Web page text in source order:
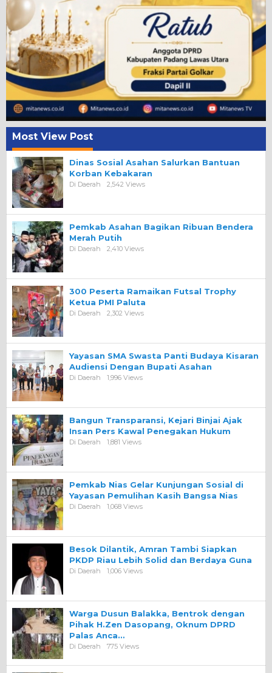
Most View Post
Dinas Sosial Asahan Salurkan Bantuan
Korban Kebakaran
Di Daerah 2,542 Views
Pemkab Asahan Bagikan Ribuan Bendera
Merah Putih
Di Daerah 2,410 Views
300 Peserta Ramaikan Futsal Trophy
Ketua PMI Paluta
Di Daerah 2,302 Views
Yayasan SMA Swasta Panti Budaya Kisaran
Audiensi Dengan Bupati Asahan
Di Daerah 1,996 Views
Bangun Transparansi, Kejari Binjai Ajak
Insan Pers Kawal Penegakan Hukum
Di Daerah 1,881 Views
Pemkab Nias Gelar Kunjungan Sosial di
Yayasan Pemulihan Kasih Bangsa Nias
Di Daerah 1,068 Views
Besok Dilantik, Amran Tambi Siapkan
PKDP Riau Lebih Solid dan Berdaya Guna
Di Daerah 1,006 Views
Warga Dusun Balakka, Bentrok dengan
Pihak H.Zen Dasopang, Oknum DPRD
Palas Anca…
Di Daerah 775 Views